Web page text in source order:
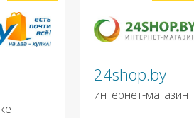
24shop.by
интернет-магазин